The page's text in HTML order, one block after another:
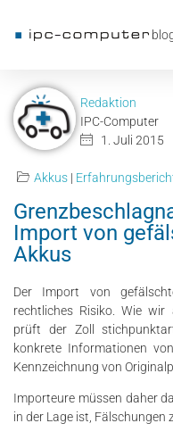
Redaktion
IPC-Computer
1. Juli 2015
Akkus|
Import von
Akkus
Der Import von
rechtliches Risiko. Wie wir
prüft der Zoll
konkrete Informationen
Kennzeichnung von
Importeure müssen daher
in der Lage ist, Fälschungen